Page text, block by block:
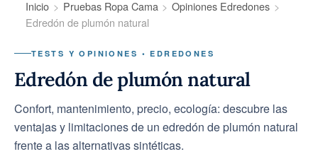
Pruebas de colchones
Guías de compra
Inicio Pruebas Ropa Cama
Opiniones Edredones
Edredón de plumón natural
TESTS Y OPINIONES • EDREDONES
Edredón de plumón natural
Confort, mantenimiento, precio, ecología: descubre las
ventajas y limitaciones de un edredón de plumón natural
frente a las alternativas sintéticas.